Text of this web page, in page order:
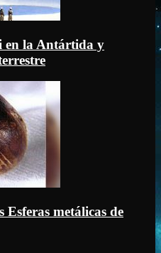
en la Antártida y
Esferas metálicas de